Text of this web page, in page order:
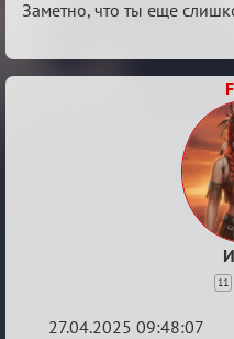
Заметно, что ты еще
11
27.04.2025 09:48:07